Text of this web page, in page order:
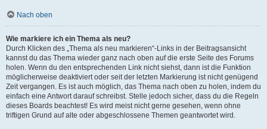
Nach oben
Wie markiere ich ein Thema als neu?
Durch Klicken des „Thema als neu markieren“-Links in der Beitragsansicht
kannst du das Thema wieder ganz nach oben auf die erste Seite des Forums
holen. Wenn du den entsprechenden Link nicht siehst, dann ist die Funktion
möglicherweise deaktiviert oder seit der letzten Markierung ist nicht genügend
Zeit vergangen. Es ist auch möglich, das Thema nach oben zu holen, indem du
einfach eine Antwort darauf schreibst. Stelle jedoch sicher, dass du die Regeln
dieses Boards beachtest! Es wird meist nicht gerne gesehen, wenn ohne
triftigen Grund auf alte oder abgeschlossene Themen geantwortet wird.